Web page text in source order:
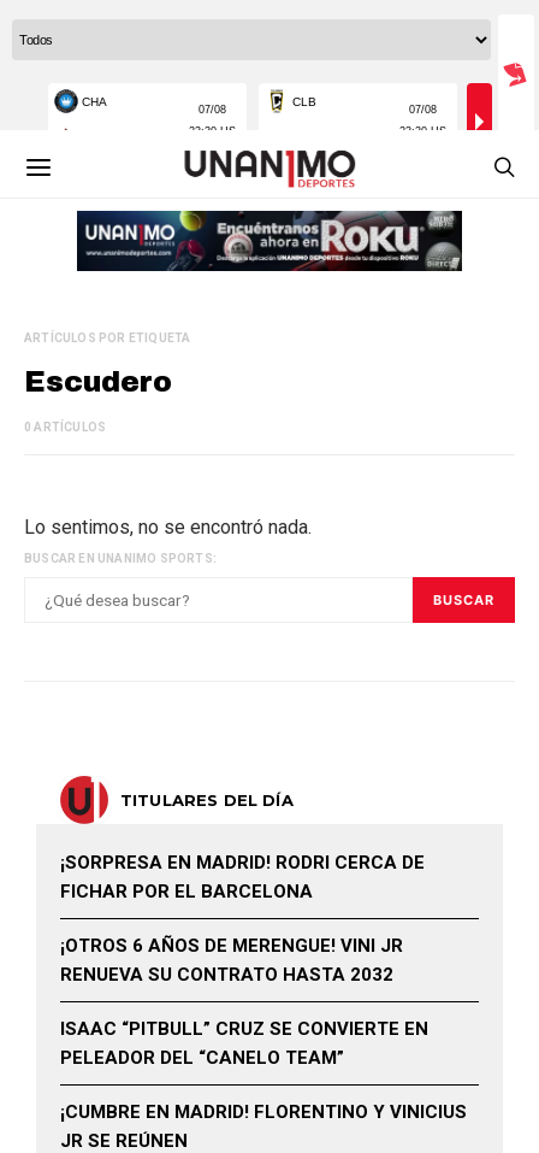
ARTÍCULOS POR ETIQUETA
Escudero
0 ARTÍCULOS
Lo sentimos, no se encontró nada.
BUSCAR EN UNANIMO SPORTS:
BUSCAR
TITULARES DEL DÍA
¡SORPRESA EN MADRID! RODRI CERCA DE
FICHAR POR EL BARCELONA
¡OTROS 6 AÑOS DE MERENGUE! VINI JR
RENUEVA SU CONTRATO HASTA 2032
ISAAC “PITBULL” CRUZ SE CONVIERTE EN
PELEADOR DEL “CANELO TEAM”
¡CUMBRE EN MADRID! FLORENTINO Y VINICIUS
JR SE REÚNEN